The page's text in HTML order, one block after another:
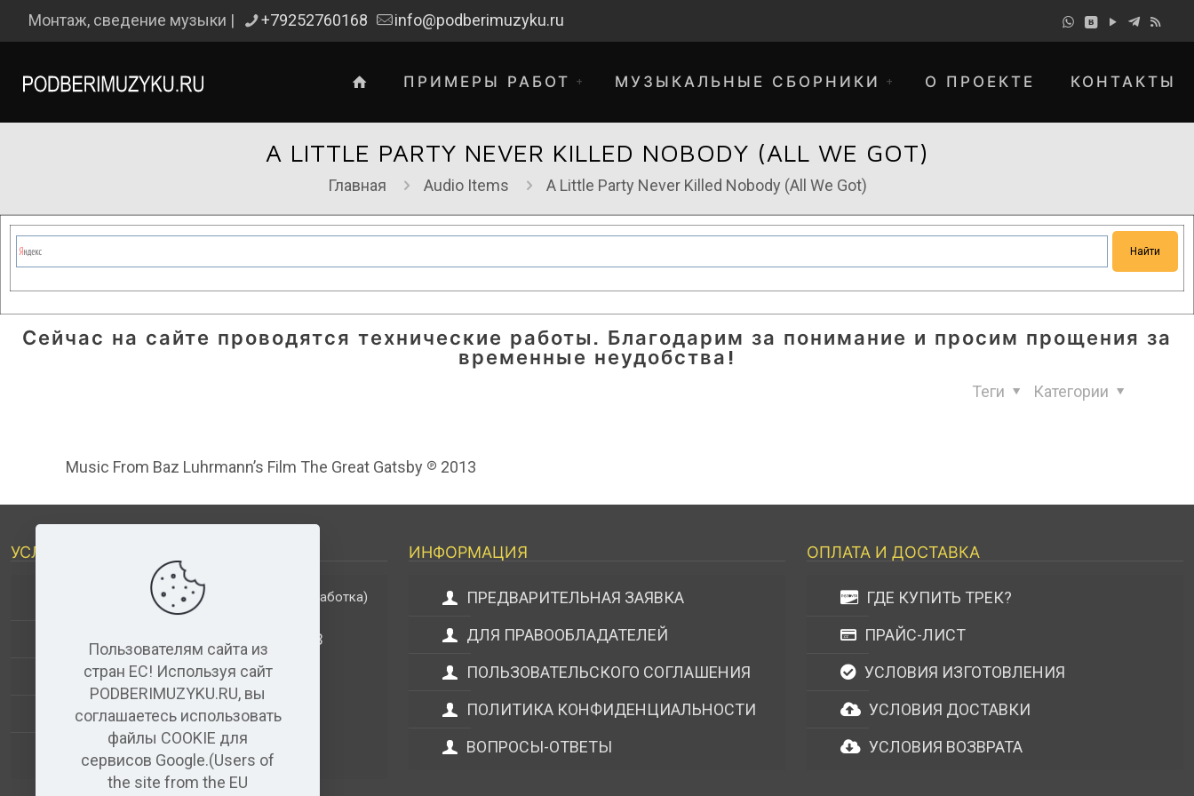
Монтаж, сведение музыки | +79252760168 info@podberimuzyku.ru
ПРИМЕРЫ РАБОТ МУЗЫКАЛЬНЫЕ СБОРНИКИ О ПРОЕКТЕ КОНТАКТЫ
A LITTLE PARTY NEVER KILLED NOBODY (ALL WE GOT)
Главная Audio Items A Little Party Never Killed Nobody (All We Got)
Сейчас на сайте проводятся технические работы. Благодарим за понимание и просим прощения за
временные неудобства!
Категории
Теги
Music From Baz Luhrmann’s Film The Great Gatsby ℗ 2013
УСЛУГИ
ДОПОЛНИТЕЛЬНЫЕ УСЛУГИ (обработка)
АНАЛИЗ МУЗЫКАЛЬНЫХ ТРЕКОВ
ВИДЕО+АУДИО
УСЛУГИ ЗВУКОЗАПИСИ
АУДИО РЕДАКТОР(бесплатный)
ИНФОРМАЦИЯ
ПРЕДВАРИТЕЛЬНАЯ ЗАЯВКА
ДЛЯ ПРАВООБЛАДАТЕЛЕЙ
ПОЛЬЗОВАТЕЛЬСКОГО СОГЛАШЕНИЯ
ПОЛИТИКА КОНФИДЕНЦИАЛЬНОСТИ
ВОПРОСЫ-ОТВЕТЫ
ОПЛАТА И ДОСТАВКА
ГДЕ КУПИТЬ ТРЕК?
ПРАЙС-ЛИСТ
УСЛОВИЯ ИЗГОТОВЛЕНИЯ
УСЛОВИЯ ДОСТАВКИ
УСЛОВИЯ ВОЗВРАТА
Пользователям сайта из
стран ЕС! Используя сайт
PODBERIMUZYKU.RU, вы
соглашаетесь использовать
файлы COOKIE для
сервисов Google.(Users of
the site from the EU